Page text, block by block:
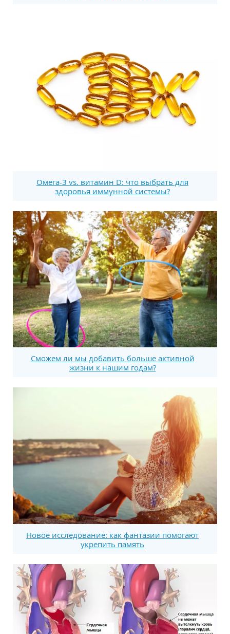
Омега-3 vs. витамин D: что выбрать для
здоровья иммунной системы?
Сможем ли мы добавить больше активной
жизни к нашим годам?
Новое исследование: как фантазии помогают
укрепить память